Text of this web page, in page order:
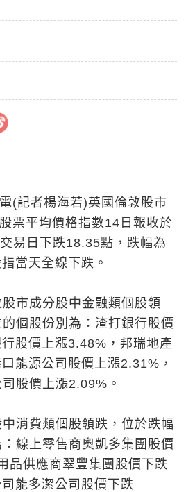
(記者楊海若)英國倫敦股市
票平均價格指數14日報收於
易日下跌18.35點，跌幅為
當天全線下跌。
市成分股中金融類個股領
個股份別為：渣打銀行股價
股價上漲3.48%，邦瑞地產
能源公司股價上漲2.31%，
股價上漲2.09%。
消費類個股領跌，位於跌幅
線上零售商奧凱多集團股價
品供應商翠豐集團股價下跌
能多潔公司股價下跌